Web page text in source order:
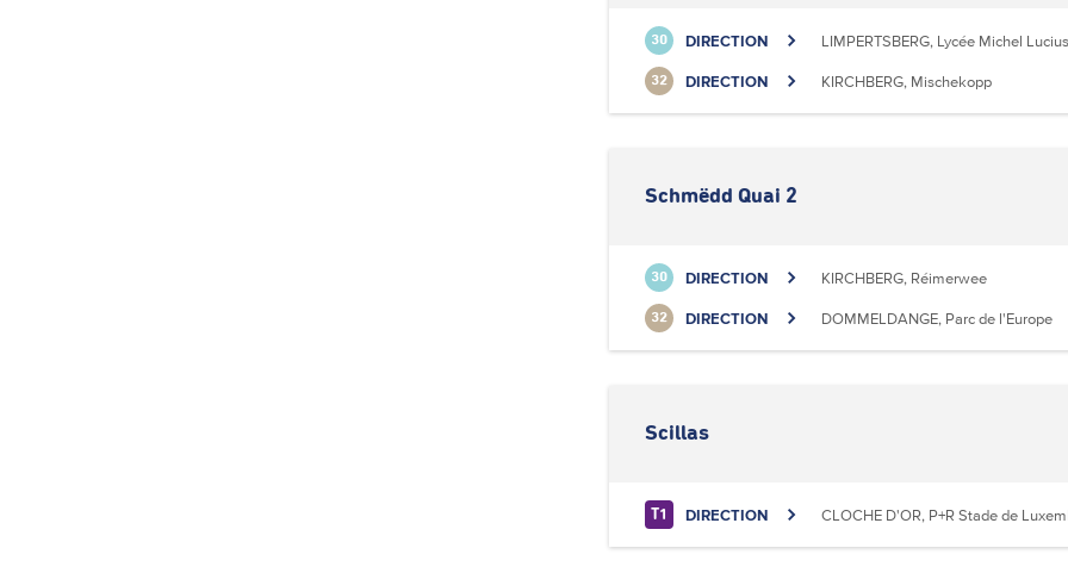
30 DIRECTION LIMPERTSBERG, Lycée Michel Lucius
32 DIRECTION KIRCHBERG, Mischekopp
Schmëdd Quai 2
30 DIRECTION KIRCHBERG, Réimerwee
32 DIRECTION DOMMELDANGE, Parc de l'Europe
Scillas
T1 DIRECTION CLOCHE D'OR, P+R Stade de